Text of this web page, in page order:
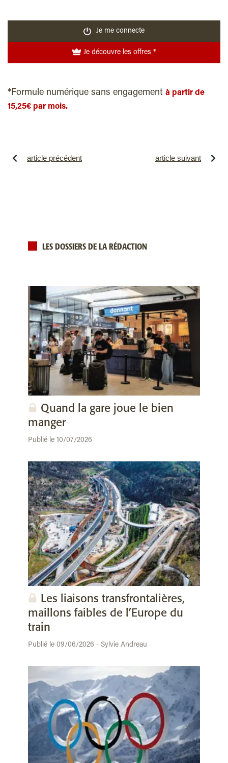
Je me connecte
Je découvre les offres *
*Formule numérique sans engagement à partir de
15,25€ par mois.
article précédent article suivant
LES DOSSIERS DE LA RÉDACTION
Quand la gare joue le bien
manger
Publié le 10/07/2026
Les liaisons transfrontalières,
maillons faibles de l’Europe du
train
Publié le 09/06/2026 - Sylvie Andreau